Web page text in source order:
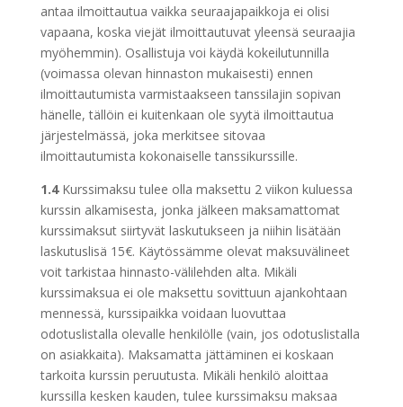
antaa ilmoittautua vaikka seuraajapaikkoja ei olisi
vapaana, koska viejät ilmoittautuvat yleensä seuraajia
myöhemmin). Osallistuja voi käydä kokeilutunnilla
(voimassa olevan hinnaston mukaisesti) ennen
ilmoittautumista varmistaakseen tanssilajin sopivan
hänelle, tällöin ei kuitenkaan ole syytä ilmoittautua
järjestelmässä, joka merkitsee sitovaa
ilmoittautumista kokonaiselle tanssikurssille.
1.4Kurssimaksu tulee olla maksettu 2 viikon kuluessa
kurssin alkamisesta, jonka jälkeen maksamattomat
kurssimaksut siirtyvät laskutukseen ja niihin lisätään
laskutuslisä 15€. Käytössämme olevat maksuvälineet
voit tarkistaa hinnasto-välilehden alta. Mikäli
kurssimaksua ei ole maksettu sovittuun ajankohtaan
mennessä, kurssipaikka voidaan luovuttaa
odotuslistalla olevalle henkilölle (vain, jos odotuslistalla
on asiakkaita). Maksamatta jättäminen ei koskaan
tarkoita kurssin peruutusta. Mikäli henkilö aloittaa
kurssilla kesken kauden, tulee kurssimaksu maksaa